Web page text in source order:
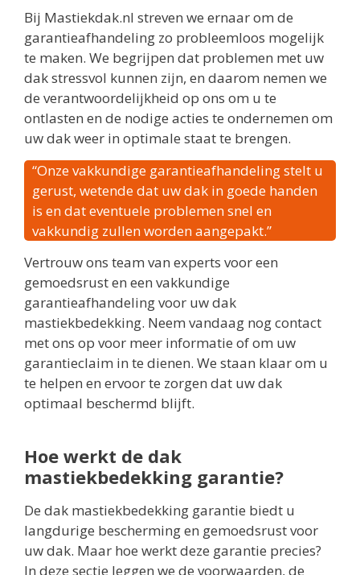
Bij Mastiekdak.nl streven we ernaar om de
garantieafhandeling zo probleemloos mogelijk
te maken. We begrijpen dat problemen met uw
dak stressvol kunnen zijn, en daarom nemen we
de verantwoordelijkheid op ons om u te
ontlasten en de nodige acties te ondernemen om
uw dak weer in optimale staat te brengen.
“Onze vakkundige garantieafhandeling stelt u
gerust, wetende dat uw dak in goede handen
is en dat eventuele problemen snel en
vakkundig zullen worden aangepakt.”
Vertrouw ons team van experts voor een
gemoedsrust en een vakkundige
garantieafhandeling voor uw dak
mastiekbedekking. Neem vandaag nog contact
met ons op voor meer informatie of om uw
garantieclaim in te dienen. We staan klaar om u
te helpen en ervoor te zorgen dat uw dak
optimaal beschermd blijft.
Hoe werkt de dak
mastiekbedekking garantie?
De dak mastiekbedekking garantie biedt u
langdurige bescherming en gemoedsrust voor
uw dak. Maar hoe werkt deze garantie precies?
In deze sectie leggen we de voorwaarden, de